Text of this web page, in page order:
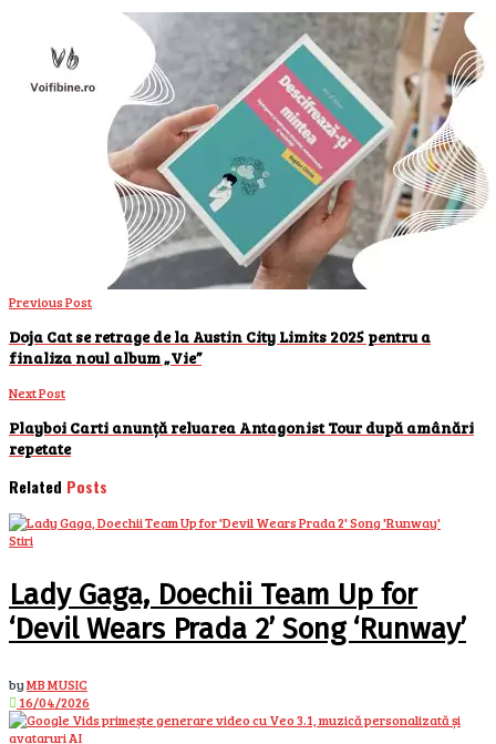
Previous Post
Doja Cat se retrage de la Austin City Limits 2025 pentru a
finaliza noul album „Vie”
Next Post
Playboi Carti anunță reluarea Antagonist Tour după amânări
repetate
Related Posts
Stiri
Lady Gaga, Doechii Team Up for
‘Devil Wears Prada 2’ Song ‘Runway’
byMB MUSIC
16/04/2026